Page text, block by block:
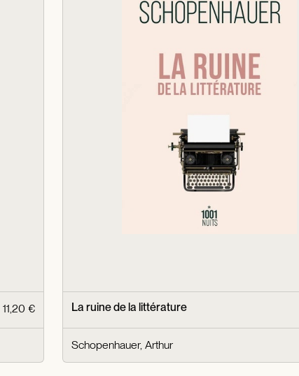
11,20 € La ruine de la littérature
Schopenhauer, Arthur